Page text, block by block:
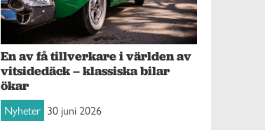
En av få tillverkare i världen av
vitsidedäck – klassiska bilar
ökar
Nyheter 30 juni 2026